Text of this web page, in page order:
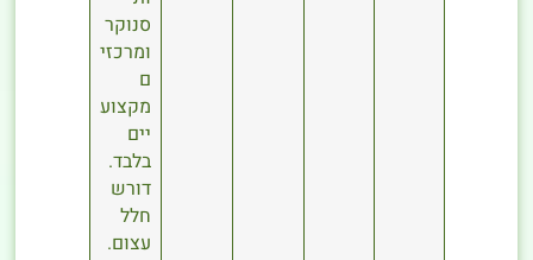
סנוקר
ומרכזי
ם
מקצוע
יים
בלבד.
דורש
חלל
עצום.